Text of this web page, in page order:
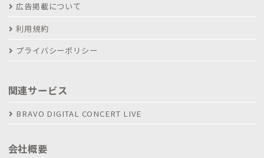
広告掲載について
利用規約
プライバシーポリシー
関連サービス
BRAVO DIGITAL CONCERT LIVE
会社概要